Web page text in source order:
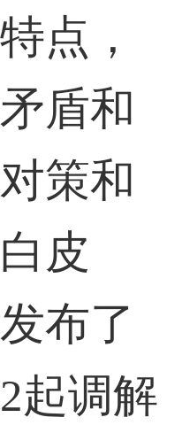
点，
盾和
策和
皮
布了
起调解